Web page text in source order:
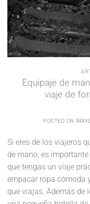
Equipaje de
viaje de
POSTED ON
Si eres de los viajeros
de mano, es
que tengas un viaje
empacar ropa cómoda
que viajas. Además de